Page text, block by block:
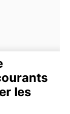
les